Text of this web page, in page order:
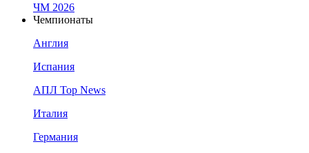
ЧМ 2026
Чемпионаты
Англия
Испания
АПЛ Top News
Италия
Германия